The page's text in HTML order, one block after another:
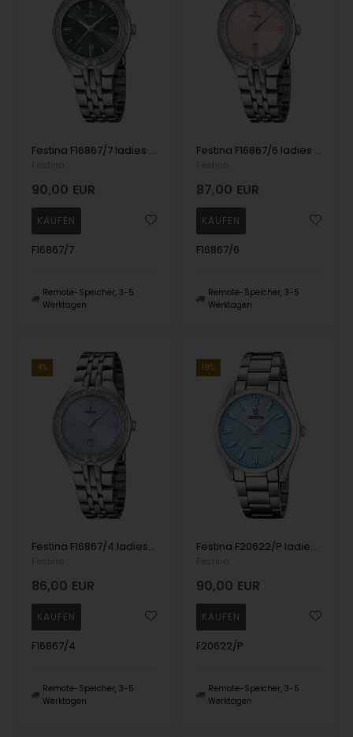
Festina F16867/7 ladies watch Mademoiselle 33mm 5ATM
90,00 EUR
F16867/7
Remote-Speicher, 3-5
Werktagen
Festina F16867/6 ladies watch Mademoiselle 33mm 5ATM
87,00 EUR
F16867/6
Remote-Speicher, 3-5
Werktagen
4%
Festina F16867/4 ladies watch Mademoiselle 33mm 5ATM
86,00 EUR
F16867/4
Remote-Speicher, 3-5
Werktagen
19%
Festina F20622/P ladies watch 37mm 5ATM
90,00 EUR
F20622/P
Remote-Speicher, 3-5
Werktagen